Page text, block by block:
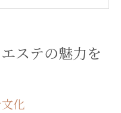
フレッシュ
の理由とは
心感
ステの魅力を
化